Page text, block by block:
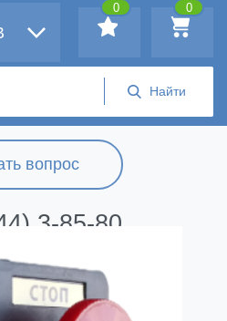
вопрос
3-85-80
0
0